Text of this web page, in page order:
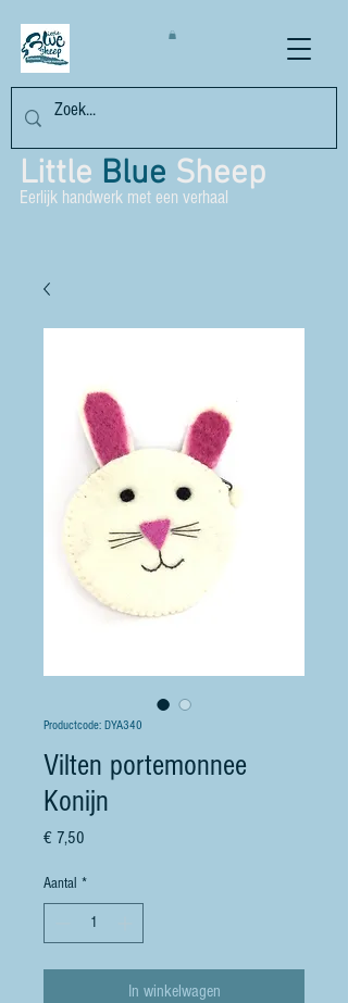
Little Blue Sheep
Eerlijk handwerk met een verhaal
Productcode: DYA340
Vilten portemonnee
Konijn
€ 7,50
Aantal *
In winkelwagen